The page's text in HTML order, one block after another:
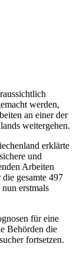
werden,
an einer der
weitergehen.
erklärte
und
Arbeiten
gesamte 497
erstmals
für eine
Behörden die
fortsetzen.